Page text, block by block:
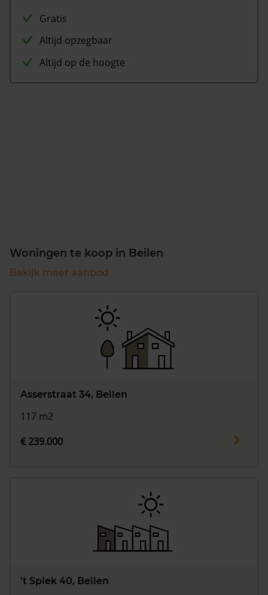
Gratis
Altijd opzegbaar
Altijd op de hoogte
Woningen te koop in Beilen
Bekijk meer aanbod
Asserstraat 34, Beilen
117 m2
€ 239.000
't Spiek 40, Beilen